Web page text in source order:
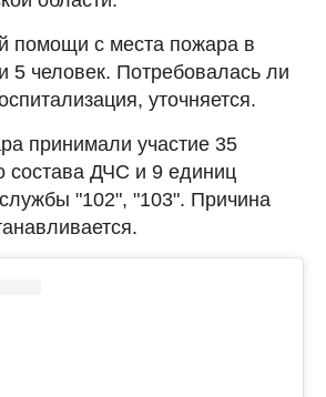
помощи с места пожара в
5 человек. Потребовалась ли
уточняется.
принимали участие 35
состава ДЧС и 9 единиц
"102", "103". Причина